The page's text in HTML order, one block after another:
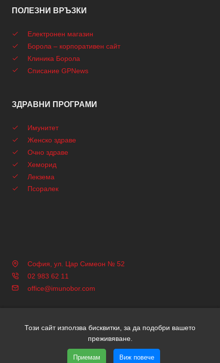
ПОЛЕЗНИ ВРЪЗКИ
Електронен магазин
Борола – корпоративен сайт
Клиника Борола
Списание GPNews
ЗДРАВНИ ПРОГРАМИ
Имунитет
Женско здраве
Очно здраве
Хеморид
Лекзема
Псоралек
София, ул. Цар Симеон № 52
02 983 62 11
office@imunobor.com
Copyright © 2026 Имунобор | Всички права запазени | Уеб
Този сайт използва бисквитки, за да подобри вашето
преживяване.
Приемам Виж повече